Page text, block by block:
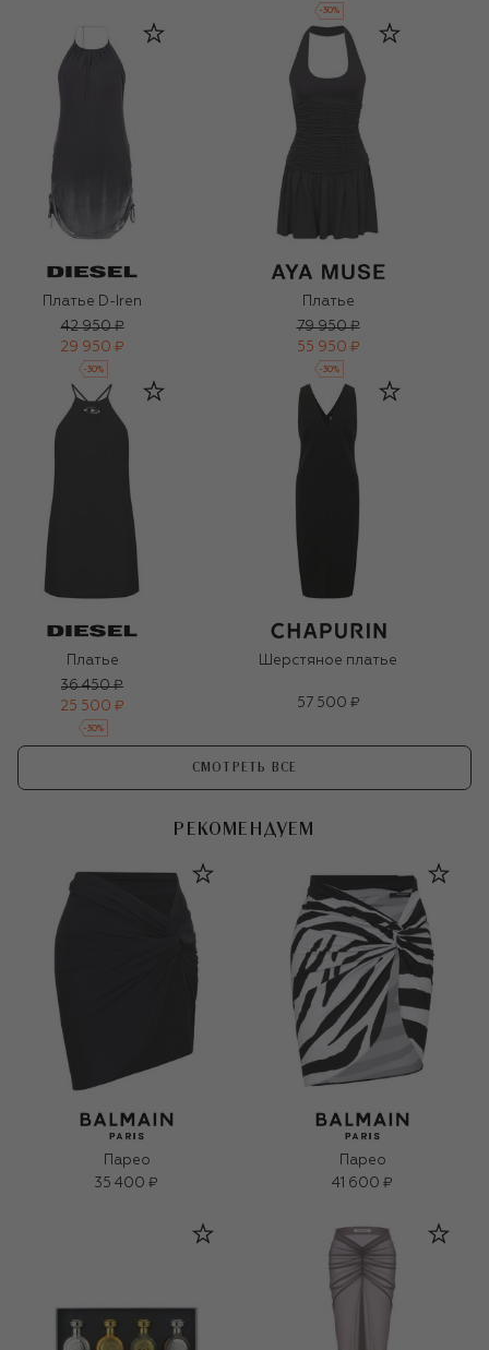
-30%
Платье D-Iren
42 950 ₽
29 950 ₽
-30%
Платье
79 950 ₽
55 950 ₽
-30%
Платье
36 450 ₽
25 500 ₽
-30%
Шерстяное платье
57 500 ₽
СМОТРЕТЬ ВСЕ
РЕКОМЕНДУЕМ
Парео
35 400 ₽
Парео
41 600 ₽